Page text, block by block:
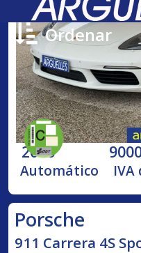
Ordenar
2016
Automático IVA
Porsche
911 Carrera 4S